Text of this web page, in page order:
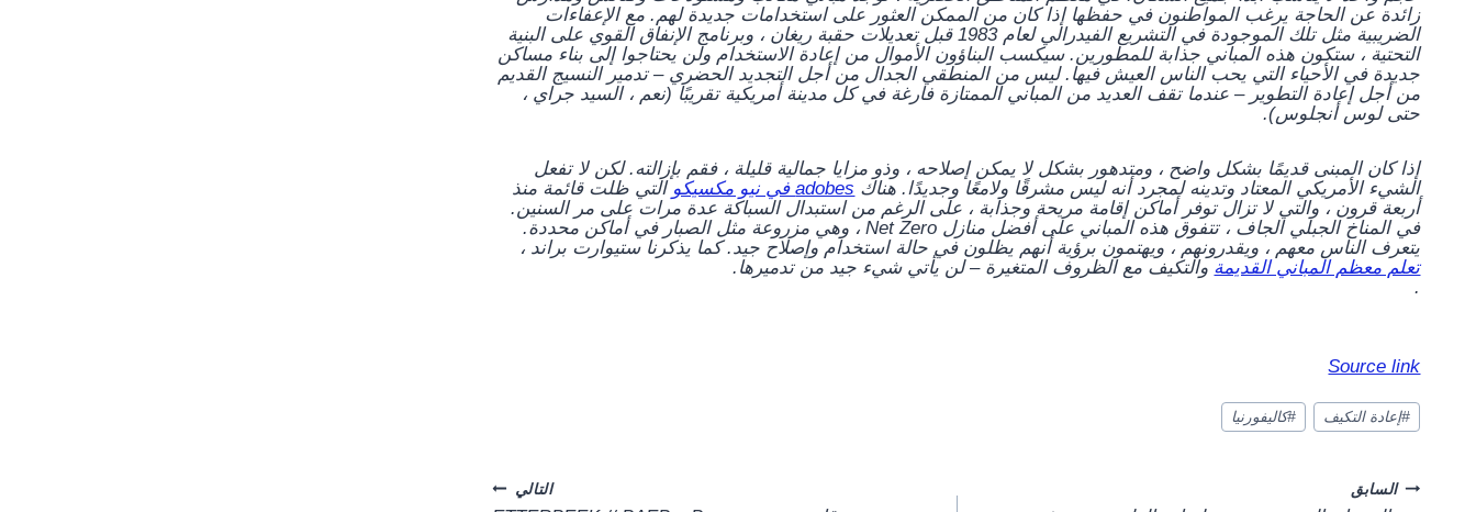
زائدة عن الحاجة يرغب المواطنون في حفظها إذا كان من الممكن العثور على استخدامات جديدة لهم. مع الإعفاءات
الضريبية مثل تلك الموجودة في التشريع الفيدرالي لعام 1983 قبل تعديلات حقبة ريغان ، وبرنامج الإنفاق القوي على البنية
التحتية ، ستكون هذه المباني جذابة للمطورين. سيكسب البناؤون الأموال من إعادة الاستخدام ولن يحتاجوا إلى بناء مساكن
جديدة في الأحياء التي يحب الناس العيش فيها. ليس من المنطقي الجدال من أجل التجديد الحضري – تدمير النسيج القديم
من أجل إعادة التطوير – عندما تقف العديد من المباني الممتازة فارغة في كل مدينة أمريكية تقريبًا (نعم ، السيد جراي ،
حتى لوس أنجلوس).
إذا كان المبنى قديمًا بشكل واضح ، ومتدهور بشكل لا يمكن إصلاحه ، وذو مزايا جمالية قليلة ، فقم بإزالته. لكن لا تفعل
الشيء الأمريكي المعتاد وتدينه لمجرد أنه ليس مشرقًا ولامعًا وجديدًا. هناك adobes في نيو مكسيكو
التي ظلت قائمة منذ
أربعة قرون ، والتي لا تزال توفر أماكن إقامة مريحة وجذابة ، على الرغم من استبدال السباكة عدة مرات على مر السنين.
في المناخ الجبلي الجاف ، تتفوق هذه المباني على أفضل منازل Net Zero ، وهي مزروعة مثل الصبار في أماكن محددة.
يتعرف الناس معهم ، ويقدرونهم ، ويهتمون برؤية أنهم يظلون في حالة استخدام وإصلاح جيد. كما يذكرنا ستيوارت براند ،
تعلم معظم المباني القديمة والتكيف مع الظروف المتغيرة – لن يأتي شيء جيد من تدميرها.
.
Source link
#إعادة التكيف #كاليفورنيا
Post
السابق التالي